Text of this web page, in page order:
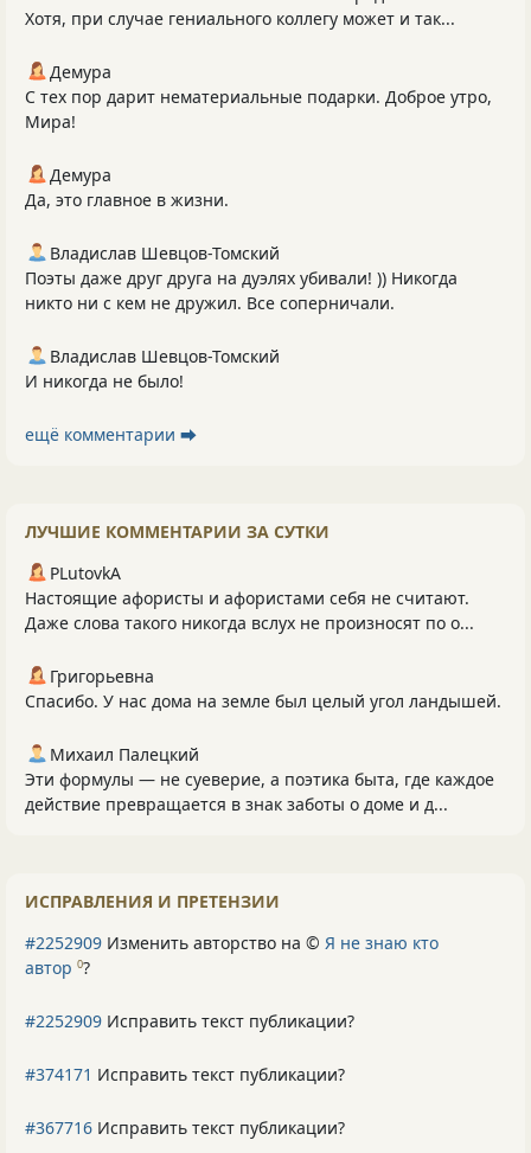
Хотя, при случае гениального коллегу может и так...
Демура
С тех пор дарит нематериальные подарки. Доброе утро,
Мира!
Демура
Да, это главное в жизни.
Владислав Шевцов-Томский
Поэты даже друг друга на дуэлях убивали! )) Никогда
никто ни с кем не дружил. Все соперничали.
Владислав Шевцов-Томский
И никогда не было!
ещё комментарии ⮕
ЛУЧШИЕ КОММЕНТАРИИ ЗА СУТКИ
PLutоvkА
Настоящие афористы и афористами себя не считают.
Даже слова такого никогда вслух не произносят по о...
Григорьевна
Спасибо. У нас дома на земле был целый угол ландышей.
Михаил Палецкий
Эти формулы — не суеверие, а поэтика быта, где каждое
действие превращается в знак заботы о доме и д...
ИСПРАВЛЕНИЯ И ПРЕТЕНЗИИ
#2252909 Изменить авторство на © Я не знаю кто
автор 0?
#2252909 Исправить текст публикации?
#374171 Исправить текст публикации?
#367716 Исправить текст публикации?